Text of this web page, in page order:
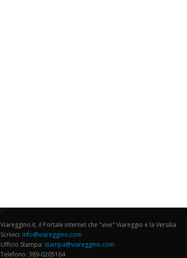
Viareggino.it, il Portale internet che "vive" Viareggio e la Versilia
Scrivici: info@viareggino.com
Ufficio Stampa: stampa@viareggino.com
Telefono: 389-0205164